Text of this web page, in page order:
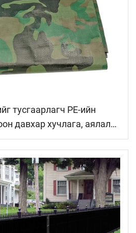
тусгаарлагч PE-ийн
давхар хучлага, аялалд,
байгууламжид, модны
ховхрохоос
хамгаалагч